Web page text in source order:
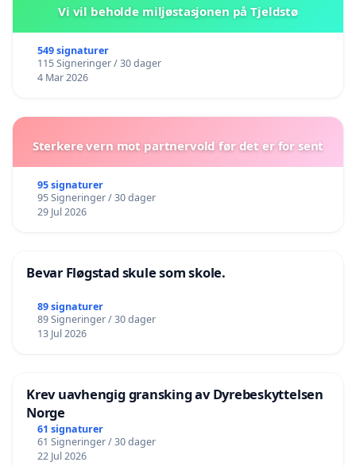
Vi vil beholde miljøstasjonen på Tjeldstø
549 signaturer
115 Signeringer / 30 dager
4 Mar 2026
Sterkere vern mot partnervold før det er for sent
95 signaturer
95 Signeringer / 30 dager
29 Jul 2026
Bevar Fløgstad skule som skole.
89 signaturer
89 Signeringer / 30 dager
13 Jul 2026
Krev uavhengig gransking av Dyrebeskyttelsen
Norge
61 signaturer
61 Signeringer / 30 dager
22 Jul 2026